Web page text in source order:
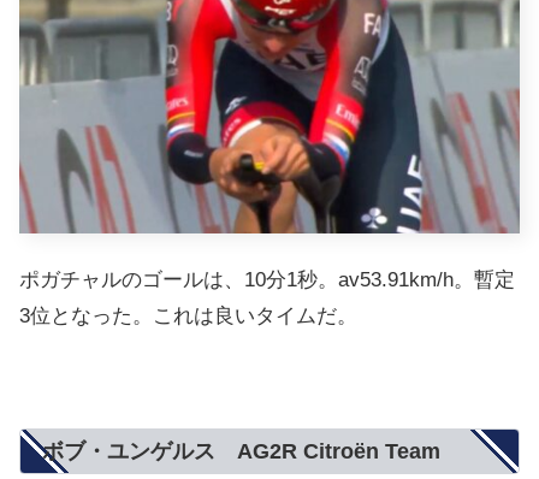
ポガチャルのゴールは、10分1秒。av53.91km/h。暫定
3位となった。これは良いタイムだ。
ボブ・ユンゲルス AG2R Citroën Team